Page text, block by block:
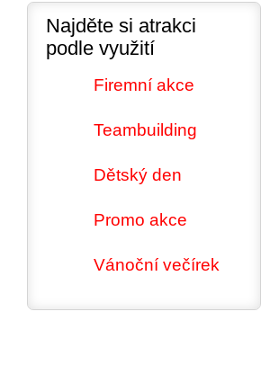
Najděte si atrakci
podle využití
Firemní akce
Teambuilding
Dětský den
Promo akce
Vánoční večírek